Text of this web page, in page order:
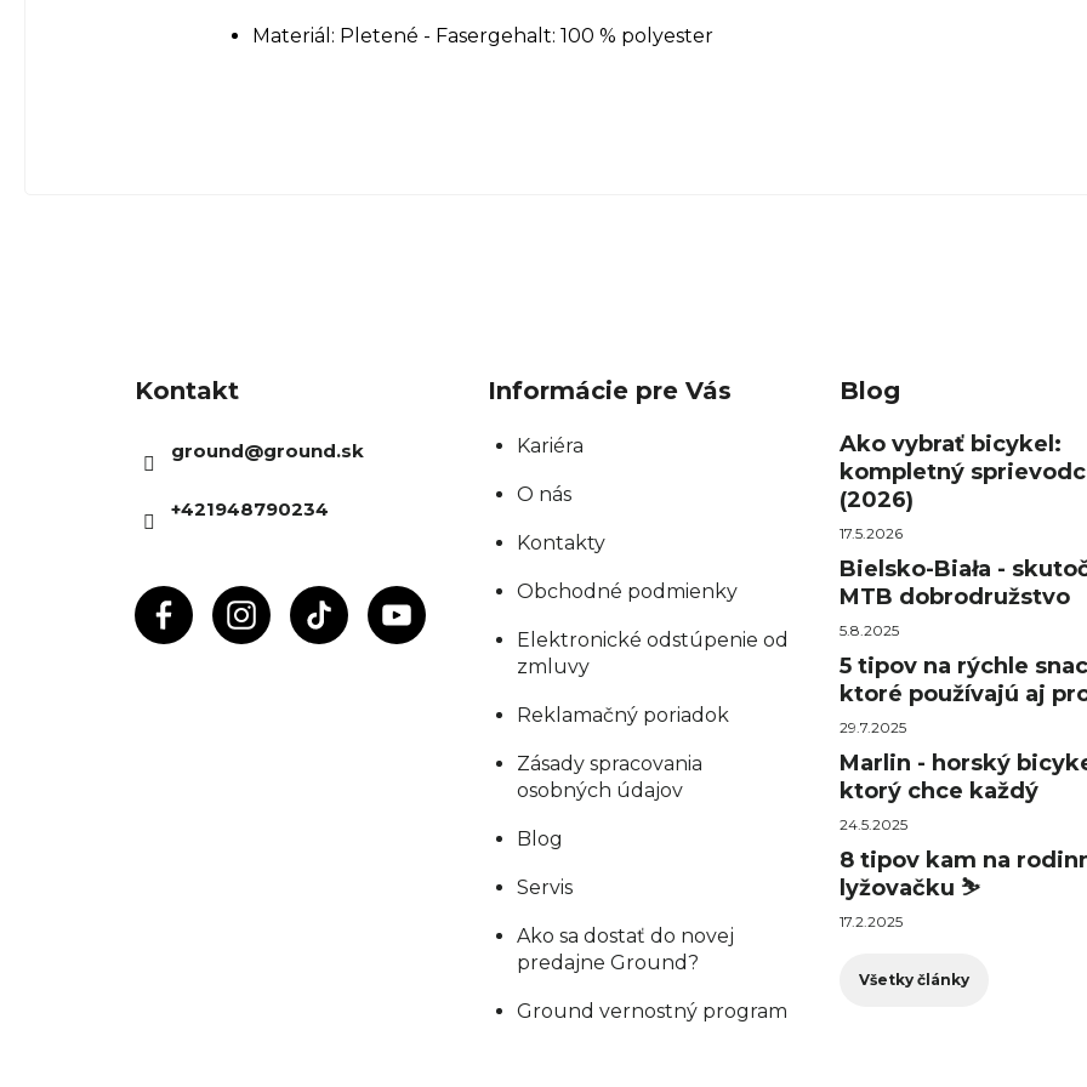
Materiál: Pletené - Fasergehalt: 100 % polyester
Kontakt
ground@ground.sk
+421948790234
Informácie pre Vás
Kariéra
O nás
Kontakty
Obchodné podmienky
Elektronické odstúpenie od
zmluvy
Reklamačný poriadok
Zásady spracovania
osobných údajov
Blog
Servis
Ako sa dostať do novej
predajne Ground?
Ground vernostný program
Blog
Ako vybrať bicykel:
kompletný
(2026)
17.5.2026
Bielsko-Biała -
MTB dobrodružstvo
5.8.2025
5 tipov na rýchle
ktoré používajú aj
29.7.2025
Marlin - horský
ktorý chce každý
24.5.2025
8 tipov kam na
lyžovačku ⛷️
17.2.2025
Všetky články